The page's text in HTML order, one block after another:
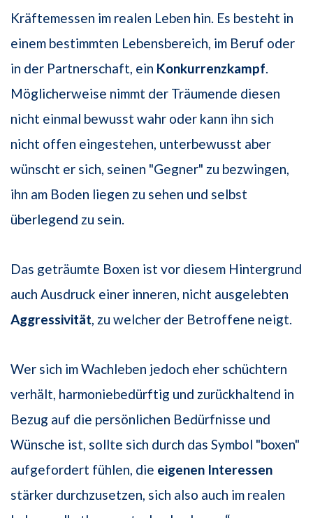
Kräftemessen im realen Leben hin. Es besteht in
einem bestimmten Lebensbereich, im Beruf oder
in der Partnerschaft, ein Konkurrenzkampf.
Möglicherweise nimmt der Träumende diesen
nicht einmal bewusst wahr oder kann ihn sich
nicht offen eingestehen, unterbewusst aber
wünscht er sich, seinen "Gegner" zu bezwingen,
ihn am Boden liegen zu sehen und selbst
überlegend zu sein.
Das geträumte Boxen ist vor diesem Hintergrund
auch Ausdruck einer inneren, nicht ausgelebten
Aggressivität, zu welcher der Betroffene neigt.
Wer sich im Wachleben jedoch eher schüchtern
verhält, harmoniebedürftig und zurückhaltend in
Bezug auf die persönlichen Bedürfnisse und
Wünsche ist, sollte sich durch das Symbol "boxen"
aufgefordert fühlen, die eigenen Interessen
stärker durchzusetzen, sich also auch im realen